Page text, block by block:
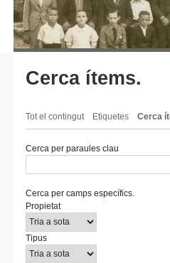
Cerca ítems.
Tot el contingut Etiquetes Cerca
Cerca per paraules clau
Number
of
rows
in
"Cerca
Cerca per camps específics.
Search
Property
Tipus
de
cerca
Termes
de
cerca
Search
Joiner
Propietat
Tipus